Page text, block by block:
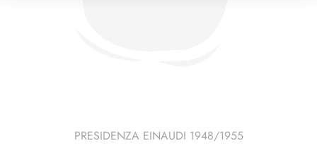
PRESIDENZA EINAUDI 1948/1955